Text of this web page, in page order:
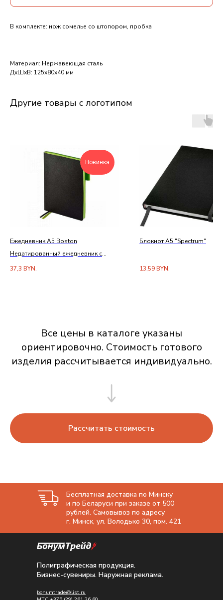
В комплекте: нож сомелье со штопором, пробка
Материал: Нержавеющая сталь
ДxШxВ: 125x80x40 мм
Другие товары с логотипом
Новинка
Ежедневник А5 Boston
Недатированный ежедневник с
37,3 BYN.
Блокнот А5 "Spectrum"
13,59BYN.
Все цены в каталоге указаны
ориентировочно. Стоимость готового
изделия рассчитывается индивидуально.
Рассчитать стоимость
Бесплатная доставка по Минску
и по Беларуси при заказе от 500
рублей. Самовывоз по адресу
г. Минск, ул. Володько 30, пом. 421
bonumtrade@list.ru
Полиграфическая продукция.
Бизнес-сувениры. Наружная реклама.